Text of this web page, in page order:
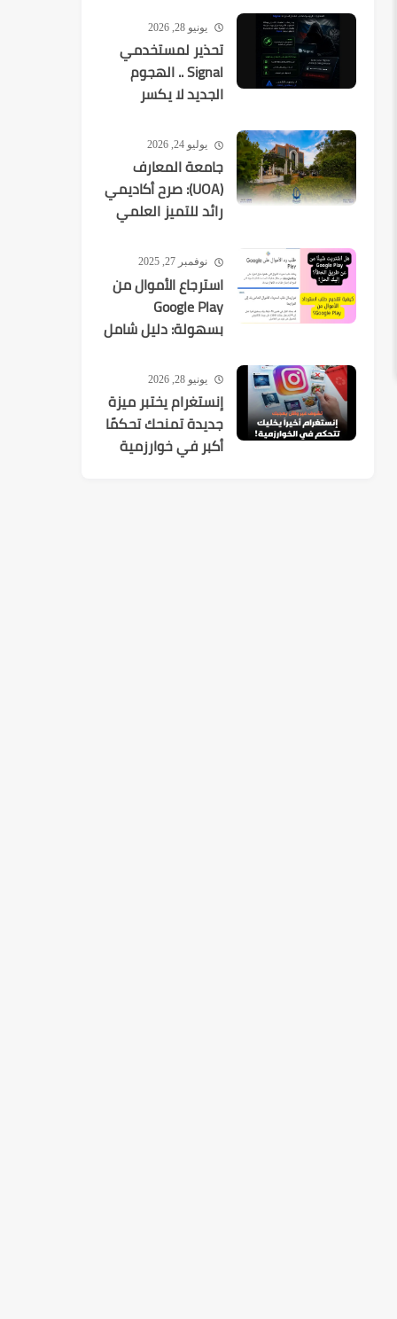
يونيو 28, 2026
تحذير لمستخدمي
Signal .. الهجوم
الجديد لا يكسر
يستهدفك
يوليو 24, 2026
جامعة المعارف
(UOA): صرح أكاديمي
رائد للتميز العلمي
نوفمبر 27, 2025
استرجاع الأموال من
Google Play
بسهولة: دليل شامل
يونيو 28, 2026
إنستغرام يختبر ميزة
جديدة تمنحك تحكمًا
أكبر في خوارزمية